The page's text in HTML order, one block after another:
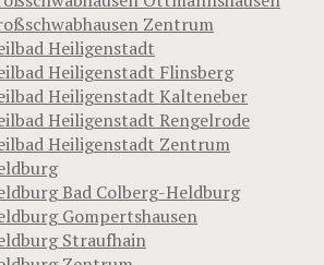
Zentrum
Heiligenstadt
Heiligenstadt Flinsberg
Heiligenstadt Kalteneber
Heiligenstadt Rengelrode
Heiligenstadt Zentrum
Bad Colberg-Heldburg
Gompertshausen
Straufhain